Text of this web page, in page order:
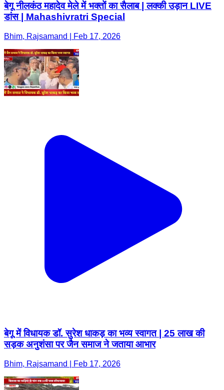
बेगू नीलकंठ महादेव मेले में भक्तों का सैलाब | लक्की उड़ान LIVE
डांस | Mahashivratri Special
Bhim, Rajsamand | Feb 17, 2026
बेगू में विधायक डॉ. सुरेश धाकड़ का भव्य स्वागत | 25 लाख की
सड़क अनुशंसा पर जैन समाज ने जताया आभार
Bhim, Rajsamand | Feb 17, 2026